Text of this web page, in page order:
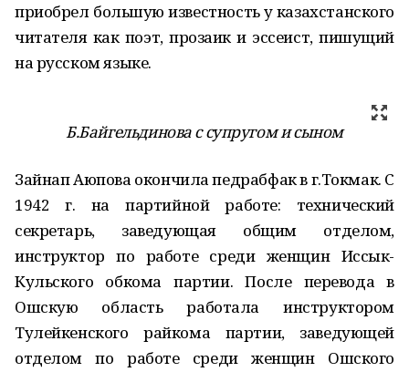
приобрел большую известность у казахстанского
читателя как поэт, прозаик и эссеист, пишущий
на русском языке.
Б.Байгельдинова с супругом и сыном
Зайнап Аюпова окончила педрабфак в г.Токмак. С
1942 г. на партийной работе: технический
секретарь, заведующая общим отделом,
инструктор по работе среди женщин Иссык-
Кульского обкома партии. После перевода в
Ошскую область работала инструктором
Тулейкенского райкома партии, заведующей
отделом по работе среди женщин Ошского